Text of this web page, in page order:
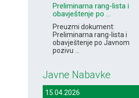
Preliminarna rang-lista i
obavještenje po ...
Preuzmi dokument:
Preliminarna rang-lista i
obavještenje po Javnom
pozivu ...
Javne Nabavke
15.04.2026